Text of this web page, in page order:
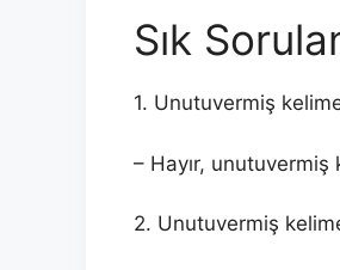
Sık
1. Unutuvermiş
– Hayır,
2. Unutuvermiş